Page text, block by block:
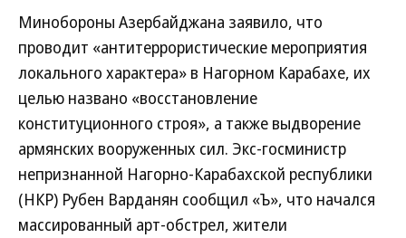
Минобороны Азербайджана заявило, что
проводит «антитеррористические мероприятия
локального характера» в Нагорном Карабахе, их
целью названо «восстановление
конституционного строя», а также выдворение
армянских вооруженных сил. Экс-госминистр
непризнанной Нагорно-Карабахской республики
(НКР) Рубен Варданян сообщил «Ъ», что начался
массированный арт-обстрел, жители